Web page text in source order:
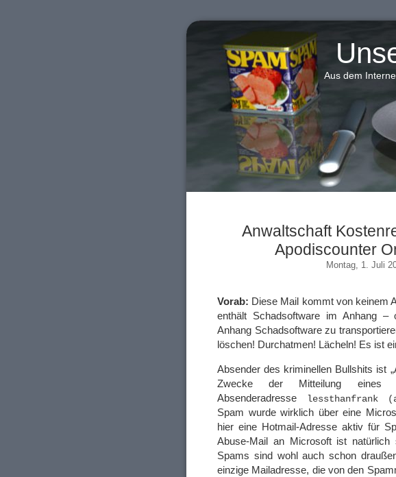
Aus dem
Anwaltschaft
Apodiscounter
Montag, 1. Juli
Vorab: Diese Mail kommt von keinem
enthält Schadsoftware im Anhang
Anhang Schadsoftware zu
löschen! Durchatmen! Lächeln! Es ist
Absender des kriminellen Bullshits ist
Zwecke der Mitteilung eines
Absenderadresse
lessthanfrank
Spam wurde wirklich über eine
hier eine Hotmail-Adresse aktiv für
Abuse-Mail an Microsoft ist
Spams sind wohl auch schon
einzige Mailadresse, die von den